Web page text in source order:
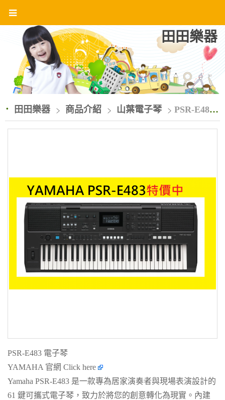
田田樂器
田田樂器 商品介紹 山葉電子琴 PSR-E483 電子琴
PSR-E483 電子琴
YAMAHA 官網 Click here
Yamaha PSR-E483 是一款專為居家演奏者與現場表演設計的
61 鍵可攜式電子琴，致力於將您的創意轉化為現實。內建